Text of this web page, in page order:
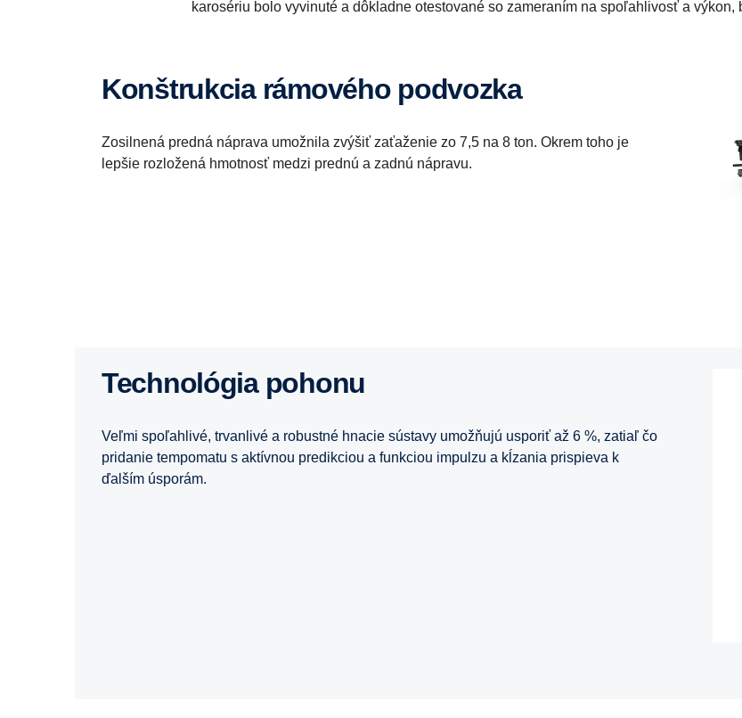
karosériu bolo vyvinuté a dôkladne otestované so zameraním na spoľahlivosť a
Konštrukcia rámového podvozka
Zosilnená predná náprava umožnila zvýšiť zaťaženie zo 7,5 na 8 ton. Okrem toho je
lepšie rozložená hmotnosť medzi prednú a zadnú nápravu.
Technológia pohonu
Veľmi spoľahlivé, trvanlivé a robustné hnacie sústavy umožňujú usporiť až 6 %, zatiaľ čo
pridanie tempomatu s aktívnou predikciou a funkciou impulzu a kĺzania prispieva k
ďalším úsporám.